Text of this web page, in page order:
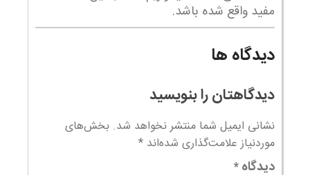
مفید واقع شده باشد.
دیدگاه ها
دیدگاهتان را بنویسید
نشانی ایمیل شما منتشر نخواهد شد. بخش‌های
موردنیاز علامت‌گذاری شده‌اند *
دیدگاه*